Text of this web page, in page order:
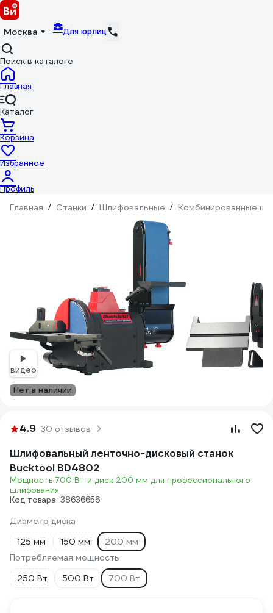
Москва Для юрлиц
Поиск в каталоге
Главная
Каталог
Корзина
Избранное
Профиль
Главная / Станки / Шлифовальные / Комбинированные
видео
Нет в наличии
4.9 30 отзывов
Шлифовальный ленточно-дисковый станок
Bucktool BD4802
Мощность 700 Вт и диск 200 мм для профессионального
шлифования
Код товара: 38636656
Диаметр диска
125 мм
150 мм
200 мм
Потребляемая мощность
250 Вт
500 Вт 700 Вт